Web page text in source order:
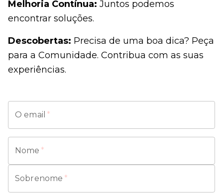
Melhoria Contínua: Juntos podemos
encontrar soluções.
Descobertas: Precisa de uma boa dica? Peça
para a Comunidade. Contribua com as suas
experiências.
O email *
Nome *
Sobrenome *